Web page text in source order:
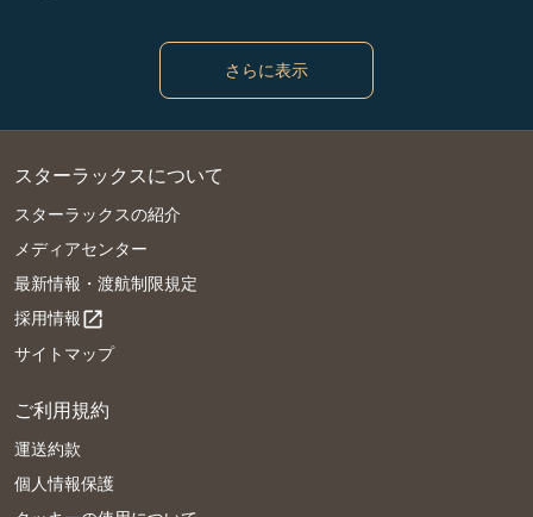
さらに表示
スターラックスについて
スターラックスの紹介
メディアセンター
最新情報・渡航制限規定
採用情報open_in_new
サイトマップ
ご利用規約
運送約款
個人情報保護